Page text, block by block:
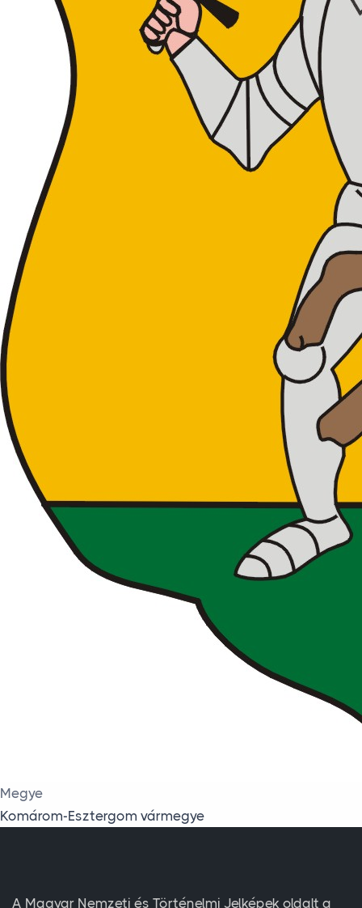
Megye
Komárom-Esztergom vármegye
A Magyar Nemzeti és Történelmi Jelképek oldalt a